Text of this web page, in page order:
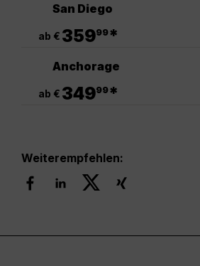
San Diego
ab € 35999*
Anchorage
ab € 34999*
Weiterempfehlen: